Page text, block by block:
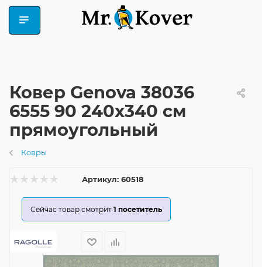
Ковер Genova 38036
6555 90 240x340 см
прямоугольный
Ковры
Артикул: 60518
Сейчас товар смотрит 1 посетитель